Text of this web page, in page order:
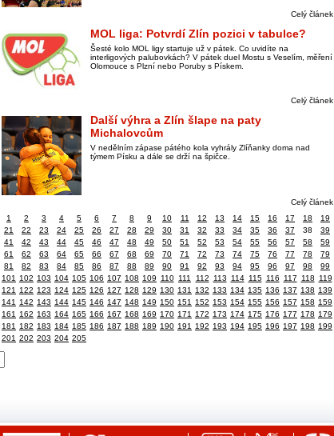
Celý článek
MOL liga: Potvrdí Zlín pozici v tabulce?
Šesté kolo MOL ligy startuje už v pátek. Co uvidíte na
interligových palubovkách? V pátek duel Mostu s Veselím, měření
Olomouce s Plzní nebo Poruby s Pískem.
Celý článek
Další výhra a Zlín šlape na paty
Michalovcům
V nedělním zápase pátého kola vyhrály Zlíňanky doma nad
týmem Písku a dále se drží na špičce.
Celý článek
1
2 3 4 5 6 7 8 9 10 11 12 13 14 15 16 17 18 19
21
22 23 24 25 26 27 28 29 30 31 32 33 34 35 36 37 38 39
41
42 43 44 45 46 47 48 49 50 51 52 53 54 55 56 57 58 59
61
62 63 64 65 66 67 68 69 70 71 72 73 74 75 76 77 78 79
81
82 83 84 85 86 87 88 89 90 91 92 93 94 95 96 97 98 99
101
102 103 104 105 106 107 108 109 110 111 112 113 114 115 116 117 118 119
121
122 123 124 125 126 127 128 129 130 131 132 133 134 135 136 137 138 139
141
142 143 144 145 146 147 148 149 150 151 152 153 154 155 156 157 158 159
161
162 163 164 165 166 167 168 169 170 171 172 173 174 175 176 177 178 179
181
182 183 184 185 186 187 188 189 190 191 192 193 194 195 196 197 198 199
201 202 203 204 205